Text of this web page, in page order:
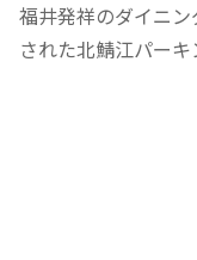
福井発祥のダイニ
された北鯖江パー